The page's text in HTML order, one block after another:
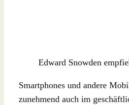
Edward Snowden
Smartphones und andere
zunehmend auch im